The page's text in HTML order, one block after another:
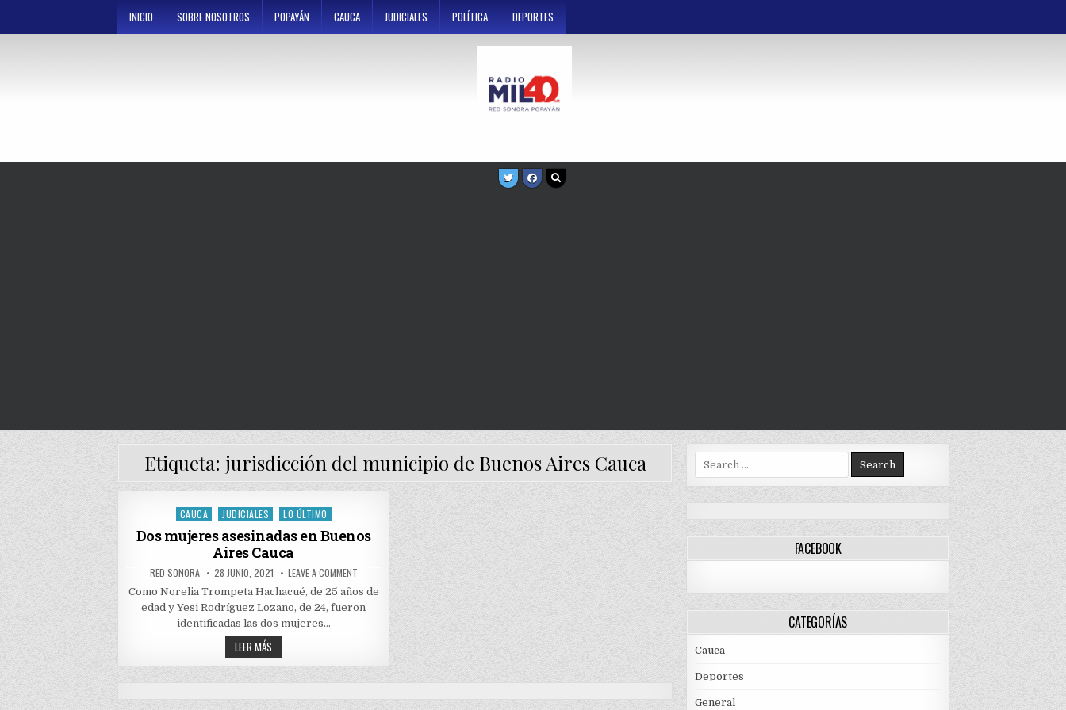
INICIO SOBRE NOSOTROS POPAYÁN CAUCA JUDICIALES POLÍTICA DEPORTES
Etiqueta: jurisdicción del municipio de Buenos Aires Cauca
Posted
CAUCA JUDICIALES LO ÚLTIMO
Dos mujeres asesinadas en Buenos
Aires Cauca
AUTHOR:
RED SONORA PUBLISHED
DATE:
28 JUNIO, 2021 LEAVE A COMMENTON
MUJERES
EN
Como Norelia Trompeta Hachacué, de 25 años de
edad y Yesi Rodríguez Lozano, de 24, fueron
identificadas las dos mujeres…
LEER MÁS
MUJERES
ASESINADAS
BUENOS
AIRES
Search
for:
FACEBOOK
CATEGORÍAS
Cauca
Deportes
General